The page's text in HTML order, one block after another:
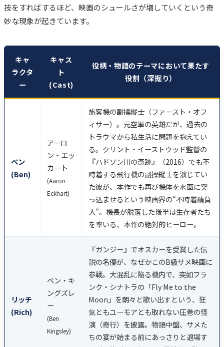
技をすればするほど、映画のシュールさが増していくという奇
妙な現象が起きています。
キャ
ラクタ
ー
キャス
ト
(Cast)
役柄・物語のテーマにおいて果たす
役割（深掘り）
ベン
(Ben)
アーロ
ン・エッ
カート
(Aaron
Eckhart)
旅客機の副操縦士（ファースト・オフ
ィサー）。元空軍の英雄だが、過去の
トラウマから私生活に問題を抱えてい
る。クリント・イーストウッド監督の
『ハドソン川の奇跡』（2016）でも不
時着する飛行機の副操縦士を演じてい
た彼が、本作でも再び機体を水面に突
っ込ませるという映画界の“不時着請負
人”。機長が脱落した後半は生存者たち
を率いる、本作の絶対的ヒーロー。
リッチ
(Rich)
ベン・キ
ングズレ
ー
(Ben
Kingsley)
『ガンジー』でオスカーを受賞した伝
説の名優が、なぜかこのB級サメ映画に
参戦。大混乱に陥る機内で、突如フラ
ンク・シナトラの「Fly Me to the
Moon」を朗々と歌い出すという、狂
気ともユーモアとも取れない圧巻の怪
演（奇行）を披露。物語中盤、サメた
ちの宴が始まる前にあっさりと退場す